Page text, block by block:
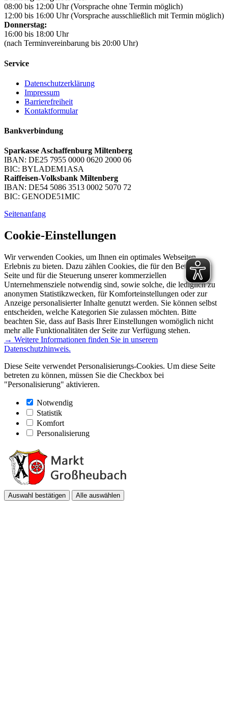
08:00 bis 12:00 Uhr (Vorsprache ohne Termin möglich)
12:00 bis 16:00 Uhr (Vorsprache ausschließlich mit Termin möglich)
Donnerstag:
16:00 bis 18:00 Uhr
(nach Terminvereinbarung bis 20:00 Uhr)
Service
Datenschutzerklärung
Impressum
Barrierefreiheit
Kontaktformular
Bankverbindung
Sparkasse Aschaffenburg Miltenberg
IBAN: DE25 7955 0000 0620 2000 06
BIC: BYLADEM1ASA
Raiffeisen-Volksbank Miltenberg
IBAN: DE54 5086 3513 0002 5070 72
BIC: GENODE51MIC
Seitenanfang
Cookie-Einstellungen
Wir verwenden Cookies, um Ihnen ein optimales Webseiten-
Erlebnis zu bieten. Dazu zählen Cookies, die für den Betrieb der
Seite und für die Steuerung unserer kommerziellen
Unternehmensziele notwendig sind, sowie solche, die lediglich zu
anonymen Statistikzwecken, für Komforteinstellungen oder zur
Anzeige personalisierter Inhalte genutzt werden. Sie können selbst
entscheiden, welche Kategorien Sie zulassen möchten. Bitte
beachten Sie, dass auf Basis Ihrer Einstellungen womöglich nicht
mehr alle Funktionalitäten der Seite zur Verfügung stehen.
→ Weitere Informationen finden Sie in unserem
Datenschutzhinweis.
Diese Seite verwendet Personalisierungs-Cookies. Um diese Seite
betreten zu können, müssen Sie die Checkbox bei
"Personalisierung" aktivieren.
Notwendig
Statistik
Komfort
Personalisierung
Auswahl bestätigen Alle auswählen